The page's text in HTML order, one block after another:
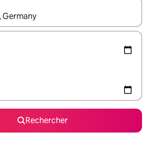
s'affichent, utilisez les flèches vers le
Rechercher